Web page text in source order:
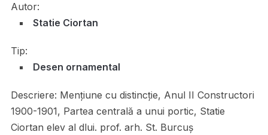
Autor:
Statie Ciortan
Tip:
Desen ornamental
Descriere: Mențiune cu distincție, Anul II Constructori
1900-1901, Partea centrală a unui portic, Statie
Ciortan elev al dlui. prof. arh. St. Burcuș